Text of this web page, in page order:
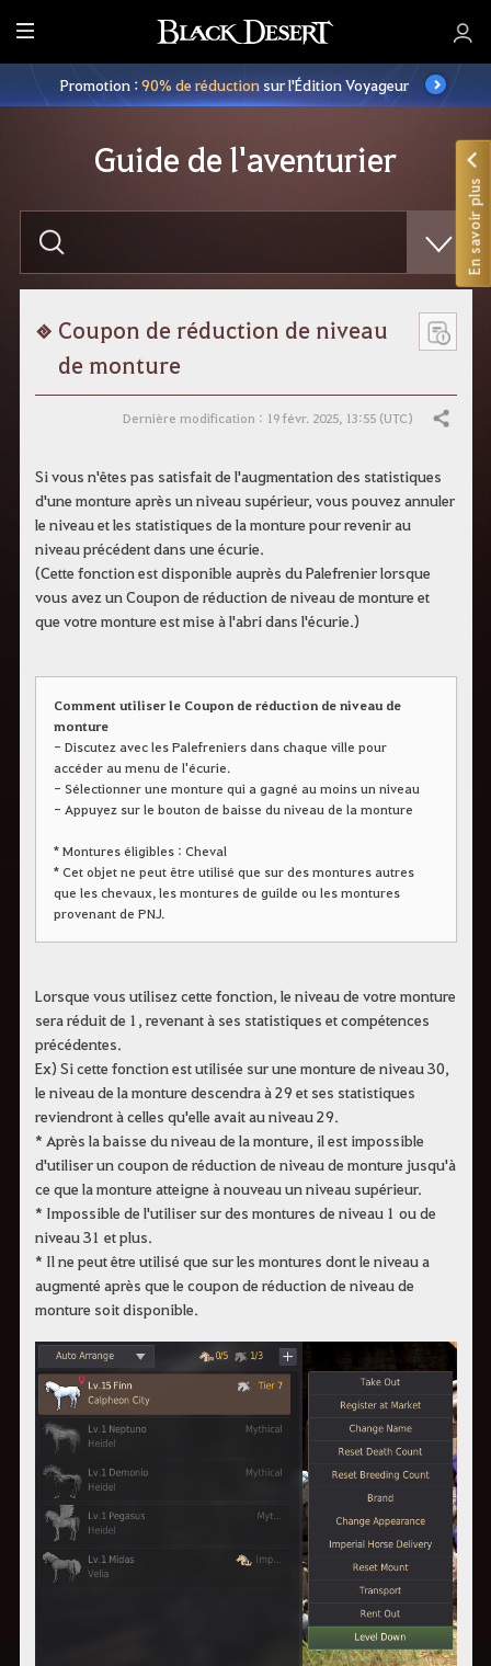
M
e
n
Promotion :90% de réductionsur l'Édition Voyageur
Guide de l'aventurier
s
i
Coupon de réduction de niveau
de monture
Dernière modification : 19 févr. 2025, 13:55 (UTC) Partager
Si vous n'êtes pas satisfait de l'augmentation des statistiques
d'une monture après un niveau supérieur, vous pouvez annuler
le niveau et les statistiques de la monture pour revenir au
niveau précédent dans une écurie.
(Cette fonction est disponible auprès du Palefrenier lorsque
vous avez un Coupon de réduction de niveau de monture et
que votre monture est mise à l'abri dans l'écurie.)
Comment utiliser le Coupon de réduction de niveau de
monture
- Discutez avec les Palefreniers dans chaque ville pour
accéder au menu de l'écurie.
- Sélectionner une monture qui a gagné au moins un niveau
- Appuyez sur le bouton de baisse du niveau de la monture
* Montures éligibles : Cheval
* Cet objet ne peut être utilisé que sur des montures autres
que les chevaux, les montures de guilde ou les montures
provenant de PNJ.
Lorsque vous utilisez cette fonction, le niveau de votre monture
sera réduit de 1, revenant à ses statistiques et compétences
précédentes.
Ex) Si cette fonction est utilisée sur une monture de niveau 30,
le niveau de la monture descendra à 29 et ses statistiques
reviendront à celles qu'elle avait au niveau 29.
* Après la baisse du niveau de la monture, il est impossible
d'utiliser un coupon de réduction de niveau de monture jusqu'à
ce que la monture atteigne à nouveau un niveau supérieur.
* Impossible de l'utiliser sur des montures de niveau 1 ou de
niveau 31 et plus.
* Il ne peut être utilisé que sur les montures dont le niveau a
augmenté après que le coupon de réduction de niveau de
monture soit disponible.
En savoir plus